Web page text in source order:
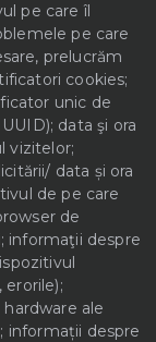
pe care îl
pe care
prelucrăm
cookies;
unic de
data şi ora
vizitelor;
data și ora
de pe care
de
informaţii despre
ale
informații despre